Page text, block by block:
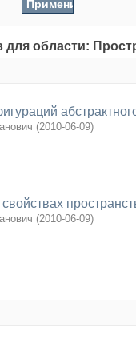
для области:
(2010-06-09)
(2010-06-09)